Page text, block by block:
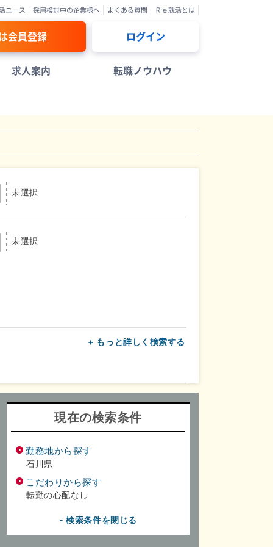
ユース 採用検討中の企業様へ よくある質問 Ｒｅ就活とは
会員登録 ログイン
求人案内 転職ノウハウ
未選択
未選択
+ もっと詳しく検索する
現在の検索条件
勤務地から探す
石川県
こだわりから探す
転勤の心配なし
- 検索条件を閉じる